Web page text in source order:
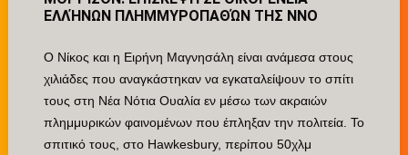
ΕΛΛΉΝΩΝ ΠΛΗΜΜΥΡΟΠΑΘΏΝ ΤΗΣ ΝΝΟ
Ο Νίκος και η Ειρήνη Μαγνησάλη είναι ανάμεσα στους
χιλιάδες που αναγκάστηκαν να εγκαταλείψουν το σπίτι
τους στη Νέα Νότια Ουαλία εν μέσω των ακραιών
πλημμυρικών φαινομένων που έπληξαν την πολιτεία. Το
σπιτικό τους, στο Hawkesbury, περίπου 50χλμ